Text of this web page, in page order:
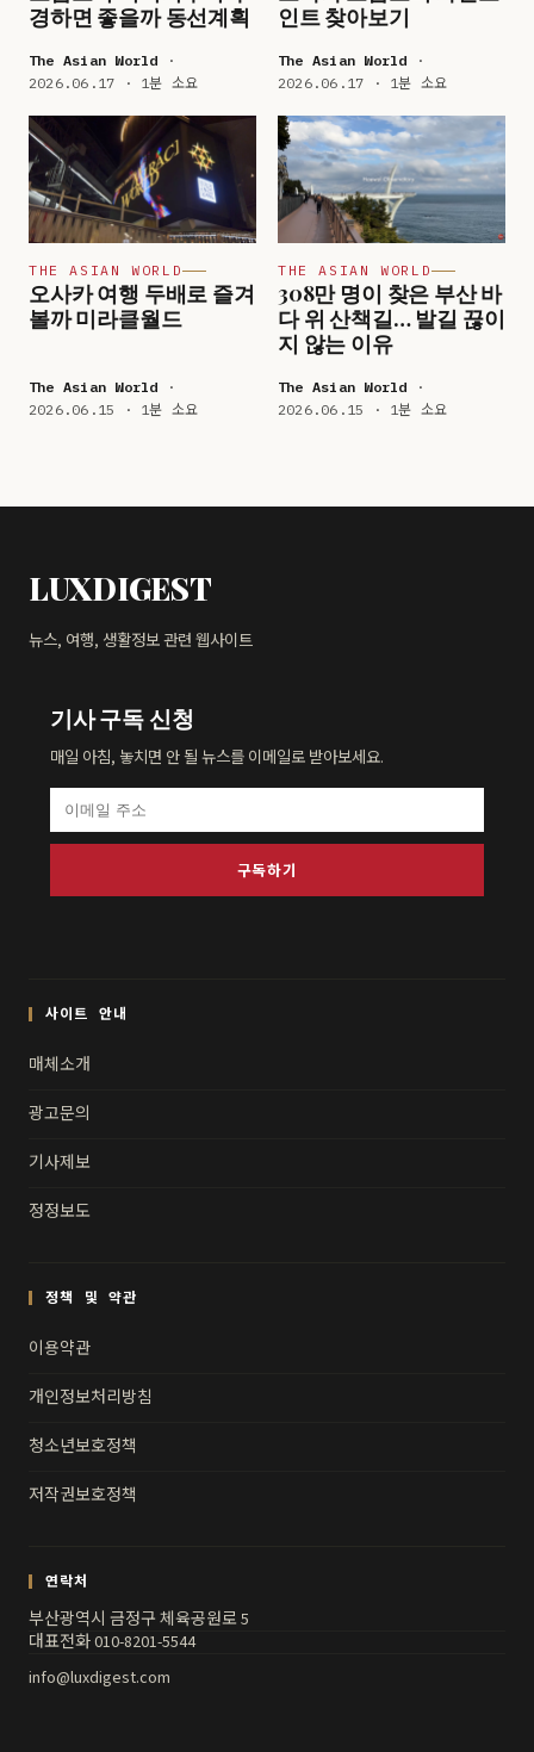
경하면 좋을까 동선계획
The Asian World ·
2026.06.17 · 1분 소요
인트 찾아보기
The Asian World ·
2026.06.17 · 1분 소요
THE ASIAN WORLD
오사카 여행 두배로 즐겨
볼까 미라클월드
The Asian World ·
2026.06.15 · 1분 소요
THE ASIAN WORLD
308만 명이 찾은 부산 바
다 위 산책길… 발길 끊이
지 않는 이유
The Asian World ·
2026.06.15 · 1분 소요
LUXDIGEST
뉴스, 여행, 생활정보 관련 웹사이트
기사 구독 신청
매일 아침, 놓치면 안 될 뉴스를 이메일로 받아보세요.
구독하기
사이트 안내
매체소개
광고문의
기사제보
정정보도
정책 및 약관
이용약관
개인정보처리방침
청소년보호정책
저작권보호정책
연락처
부산광역시 금정구 체육공원로 5
대표전화 010-8201-5544
info@luxdigest.com